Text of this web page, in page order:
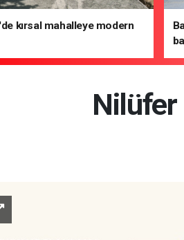
kırsal mahalleye modern
Nilüfer